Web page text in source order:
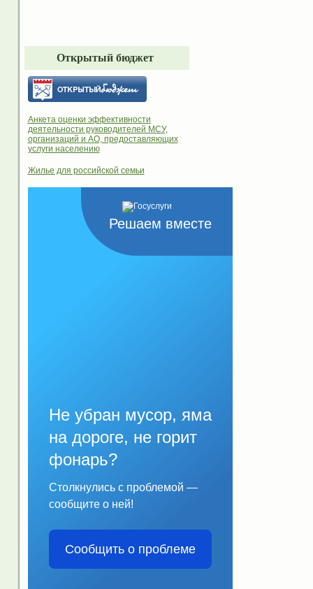
Открытый бюджет
Анкета оценки эффективности
деятельности руководителей МСУ,
организаций и АО, предоставляющих
услуги населению
Жилье для российской семьи
Решаем вместе
Не убран мусор, яма
на дороге, не горит
фонарь?
Столкнулись с проблемой —
сообщите о ней!
Сообщить о проблеме